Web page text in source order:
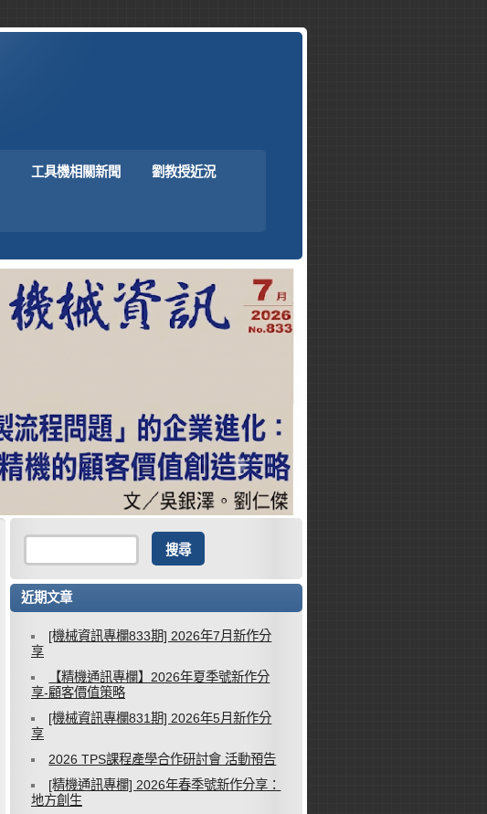
工具機相關新聞 劉教授近況
近期文章
[機械資訊專欄833期] 2026年7月新作分
享
【精機通訊專欄】2026年夏季號新作分
享-顧客價值策略
[機械資訊專欄831期] 2026年5月新作分
享
2026 TPS課程產學合作研討會 活動預告
[精機通訊專欄] 2026年春季號新作分享：
地方創生